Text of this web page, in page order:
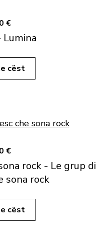
€
Lumina
cëst
€
rock - Le grup di
sona rock
cëst